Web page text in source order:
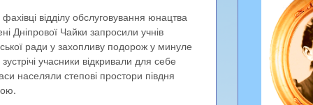
відділу обслуговування юнацтва
Дніпрової Чайки запросили учнів
ради у захопливу подорож у минуле
учасники відкривали для себе
населяли степові простори півдня